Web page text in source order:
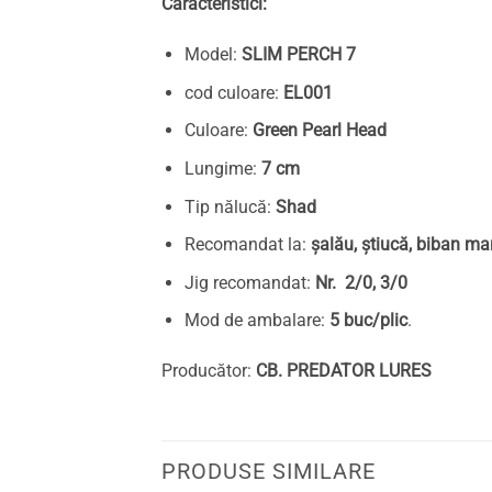
Caracteristici:
Model: SLIM PERCH 7
cod culoare: EL001
Culoare: Green Pearl Head
Lungime: 7 cm
Tip nălucă: Shad
Recomandat la: șalău, știucă, biban
Jig recomandat: Nr. 2/0, 3/0
Mod de ambalare: 5 buc/plic.
Producător: CB. PREDATOR LURES
PRODUSE SIMILARE